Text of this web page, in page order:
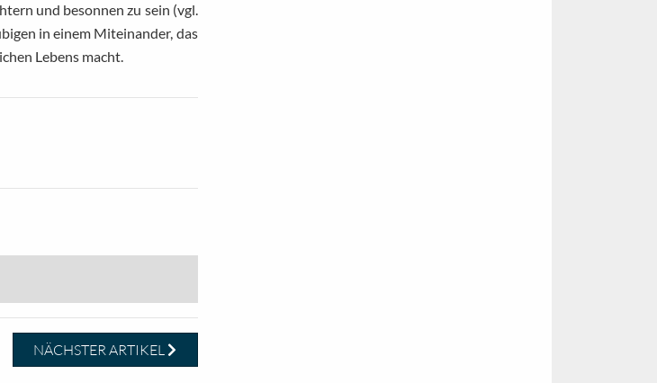
und besonnen zu sein (vgl.
in einem Miteinander, das
Lebens macht.
NÄCHSTER ARTIKEL